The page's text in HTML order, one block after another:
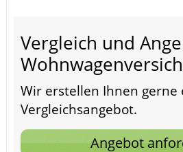
Vergleich und
Wir erstellen Ihnen gerne
Vergleichsangebot.
Angebot